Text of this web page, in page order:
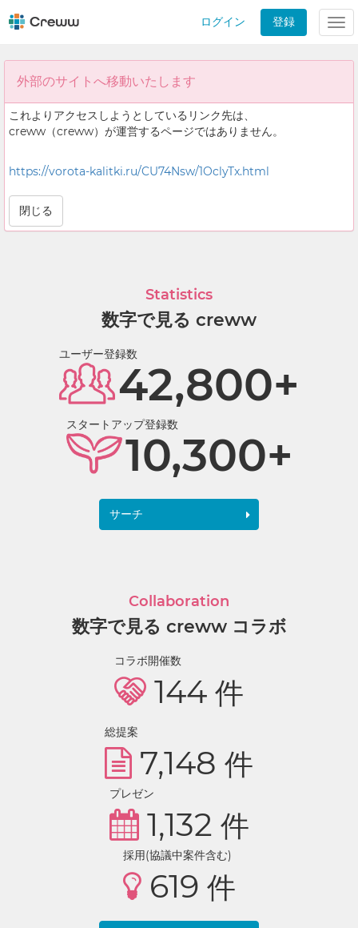
ログイン 登録
外部のサイトへ移動いたします
これよりアクセスしようとしているリンク先は、
creww（creww）が運営するページではありません。
https://vorota-kalitki.ru/CU74Nsw/1OclyTx.html
閉じる
Statistics
数字で見る creww
ユーザー登録数
42,800+
スタートアップ登録数
10,300+
サーチ
Collaboration
数字で見る creww コラボ
コラボ開催数
144 件
総提案
7,148 件
プレゼン
1,132 件
採用(協議中案件含む)
619 件